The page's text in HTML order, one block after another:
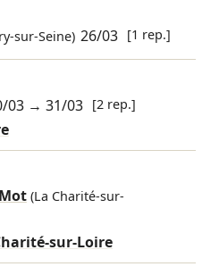
sur-Seine) 26/03 [1 rep.]
03 →31/03 [2 rep.]
(La Charité-sur-
sur-Loire